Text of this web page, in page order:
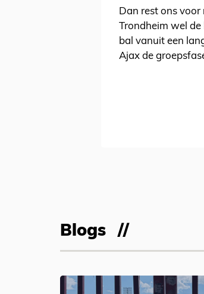
Dan rest ons
Trondheim wel
bal vanuit een
Ajax de
Blogs